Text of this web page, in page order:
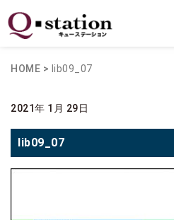
HOME > lib09_07
2021年 1月 29日
lib09_07